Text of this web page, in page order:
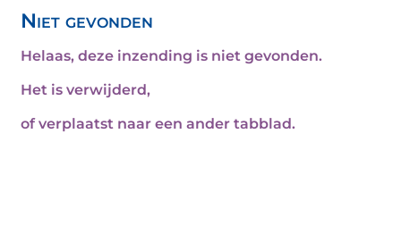
Niet gevonden
Helaas, deze inzending is niet gevonden.
Het is verwijderd,
of verplaatst naar een ander tabblad.